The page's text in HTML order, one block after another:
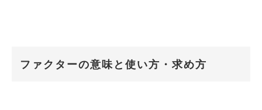
ファクターの意味と使い方・求め方